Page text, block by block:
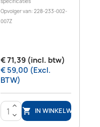
specificaties
Opvolger van: 228-233-002-
007Z
€ 71,39 (incl. btw)
€ 59,00 (Excl.
BTW)
>
<
 IN WINKELWAGEN